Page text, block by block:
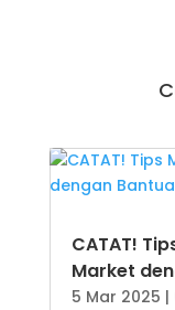
CATAT!
Market
5 Mar 2025 |